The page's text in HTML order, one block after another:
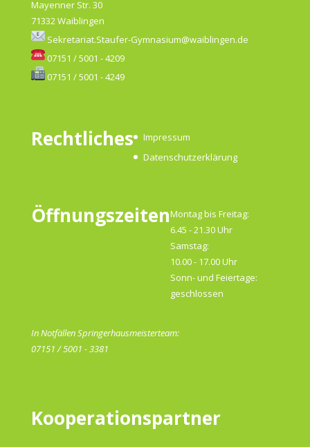
Mayenner Str. 30
71332 Waiblingen
Sekretariat.Staufer-Gymnasium@waiblingen.de
07151 / 5001 - 4209
07151 / 5001 - 4249
Rechtliches
Impressum
Datenschutzerklärung
ÖffnungszeitenMontag bis Freitag:
6.45 - 21.30 Uhr
Samstag:
10.00 - 17.00 Uhr
Sonn- und Feiertage:
geschlossen
In Notfällen Springerhausmeisterteam:
07151 / 5001 - 3381
Kooperationspartner